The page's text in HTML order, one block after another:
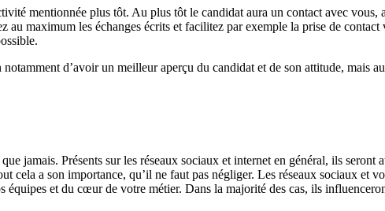
mentionnée plus tôt. Au plus tôt le candidat aura un contact avec vous,
au maximum les échanges écrits et facilitez par exemple la prise de
notamment d’avoir un meilleur aperçu du candidat et de son attitude, mais
que jamais. Présents sur les réseaux sociaux et internet en général, ils seront
cela a son importance, qu’il ne faut pas négliger. Les réseaux sociaux et
équipes et du cœur de votre métier. Dans la majorité des cas, ils